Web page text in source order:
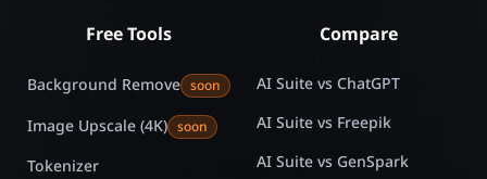
Free Tools
Background Remove soon
Image Upscale (4K) soon
Tokenizer
Compare
AI Suite vs ChatGPT
AI Suite vs Freepik
AI Suite vs GenSpark